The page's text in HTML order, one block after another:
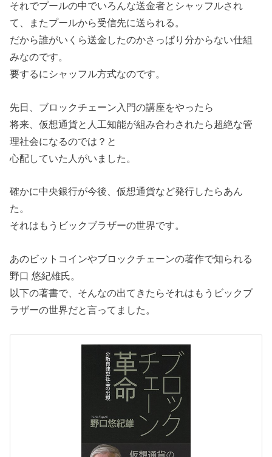
それでプールの中でいろんな送金者とシャッフルされ
て、またプールから受信先に送られる。
だから誰がいくら送金したのかさっぱり分からない仕組
みなのです。
要するにシャッフル方式なのです。
先日、ブロックチェーン入門の講座をやったら
将来、仮想通貨と人工知能が組み合わされたら超絶な管
理社会になるのでは？と
心配していた人がいました。
確かに中央銀行が今後、仮想通貨など発行したらあん
た。
それはもうビックブラザーの世界です。
あのビットコインやブロックチェーンの著作で知られる
野口 悠紀雄氏。
以下の著書で、そんなの出てきたらそれはもうビックブ
ラザーの世界だと言ってました。